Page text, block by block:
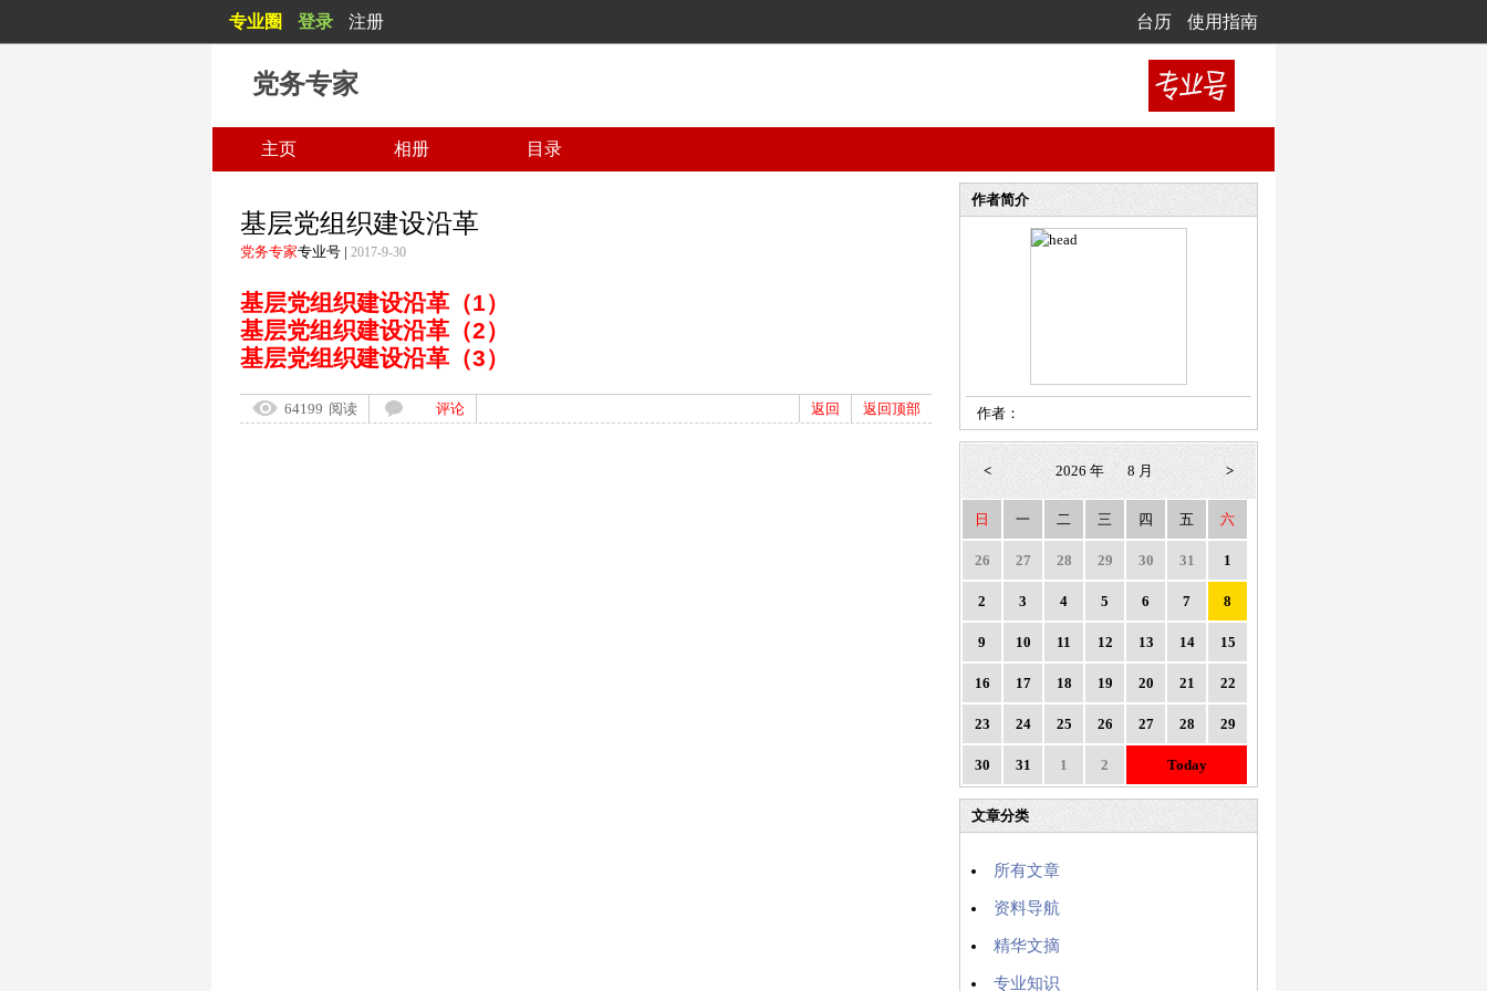
专业圈 登录 注册 台历 使用指南
党务专家
主页 相册 目录
基层党组织建设沿革
党务专家专业号 | 2017-9-30
基层党组织建设沿革（1）
基层党组织建设沿革（2）
基层党组织建设沿革（3）
64199 阅读 评论 返回顶部
返回
作者简介
作者：
< 2026 年 8 月 >
日 一 二 三 四 五 六
26 27 28 29 30 31 1
2 3 4 5 6 7 8
9 10 11 12 13 14 15
16 17 18 19 20 21 22
23 24 25 26 27 28 29
30 31 1 2 Today
文章分类
所有文章
资料导航
精华文摘
专业知识